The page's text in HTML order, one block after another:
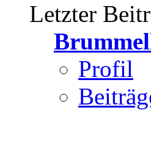
Letzter
Profil